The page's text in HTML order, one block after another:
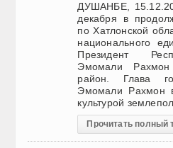
ДУШАНБЕ,
декабря в
по Хатлонской
национального
Президент
Эмомали
район. Глава
Эмомали Рахмон
культурой
Прочитать полный